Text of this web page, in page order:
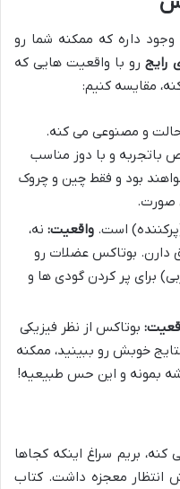
داره که ممکنه شما رو
رایج رو با واقعیت هایی که
مقایسه کنیم:
و مصنوعی می کنه.
باتجربه و با دوز مناسب
بود و فقط چین و چروک
صورت.
است. واقعیت: نه،
دارن. بوتاکس عضلات رو
برای پر کردن گودی ها و
بوتاکس از نظر فیزیکی
خوبش رو ببینید، ممکنه
بمونه و این حس طبیعیه!
بریم سراغ اینکه کجاها
انتظار معجزه داشت. کتاب